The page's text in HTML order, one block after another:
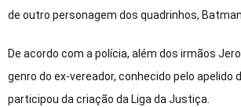
de outro personagem dos quadrinhos,
De acordo com a polícia, além dos irmãos
genro do ex-vereador, conhecido pelo apelido
participou da criação da Liga da Justiça.